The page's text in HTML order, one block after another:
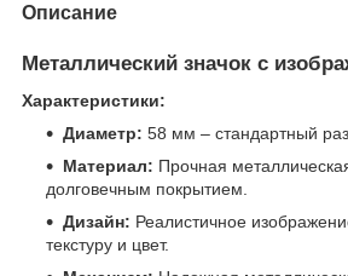
Описание
Металлический значок с
Характеристики:
Диаметр: 58 мм – стандартный
Материал: Прочная
долговечным покрытием.
Дизайн: Реалистичное
текстуру и цвет.